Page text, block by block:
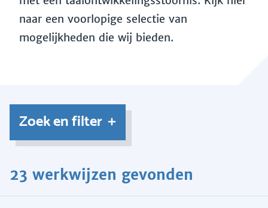
naar een voorlopige selectie van
mogelijkheden die wij bieden.
Zoek en filter
23 werkwijzen gevonden